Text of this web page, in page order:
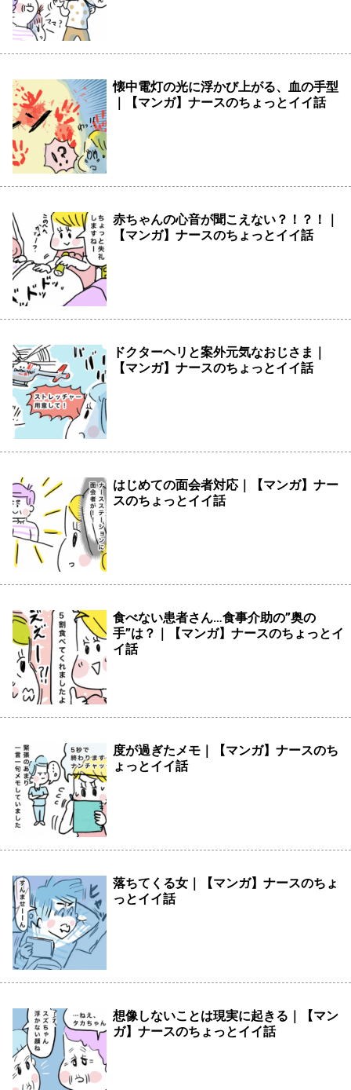
懐中電灯の光に浮かび上がる、血の手型
｜【マンガ】ナースのちょっとイイ話
赤ちゃんの心音が聞こえない？！？！｜
【マンガ】ナースのちょっとイイ話
ドクターヘリと案外元気なおじさま｜
【マンガ】ナースのちょっとイイ話
はじめての面会者対応｜【マンガ】ナー
スのちょっとイイ話
食べない患者さん…食事介助の”奥の
手”は？｜【マンガ】ナースのちょっとイ
イ話
度が過ぎたメモ｜【マンガ】ナースのち
ょっとイイ話
落ちてくる女｜【マンガ】ナースのちょ
っとイイ話
想像しないことは現実に起きる｜【マン
ガ】ナースのちょっとイイ話